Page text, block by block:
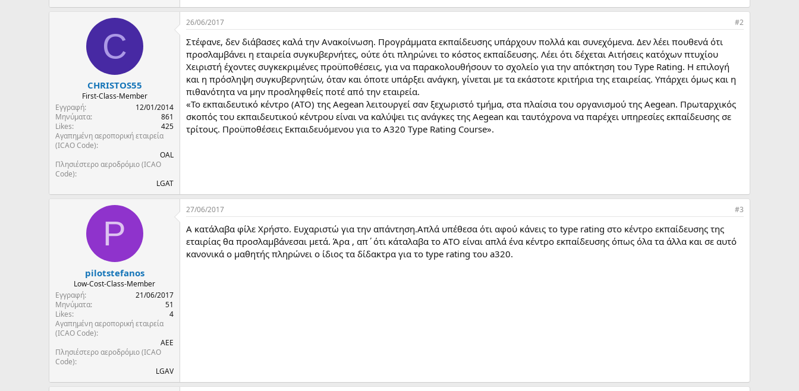
C
CHRISTOS55
First-Class-Member
Εγγραφή
12/01/2014
Μηνύματα
861
Likes
425
Αγαπημένη αεροπορική εταιρεία
(ICAO Code)
OAL
Πλησιέστερο αεροδρόμιο (ICAO
Code)
LGAT
26/06/2017 #2
Στέφανε, δεν διάβασες καλά την Ανακοίνωση. Προγράμματα εκπαίδευσης υπάρχουν πολλά και συνεχόμενα. Δεν λέει πουθενά ότι
προσλαμβάνει η εταιρεία συγκυβερνήτες, ούτε ότι πληρώνει το κόστος εκπαίδευσης. Λέει ότι δέχεται Αιτήσεις κατόχων πτυχίου
Χειριστή έχοντες συγκεκριμένες προϋποθέσεις, για να παρακολουθήσουν το σχολείο για την απόκτηση του Type Rating. Η επιλογή
και η πρόσληψη συγκυβερνητών, όταν και όποτε υπάρξει ανάγκη, γίνεται με τα εκάστοτε κριτήρια της εταιρείας. Υπάρχει όμως και η
πιθανότητα να μην προσληφθείς ποτέ από την εταιρεία.
«Το εκπαιδευτικό κέντρο (ATO) της Aegean λειτουργεί σαν ξεχωριστό τμήμα, στα πλαίσια του οργανισμού της Aegean. Πρωταρχικός
σκοπός του εκπαιδευτικού κέντρου είναι να καλύψει τις ανάγκες της Aegean και ταυτόχρονα να παρέχει υπηρεσίες εκπαίδευσης σε
τρίτους. Προϋποθέσεις Εκπαιδευόμενου για το A320 Type Rating Course».
P
pilotstefanos
Low-Cost-Class-Member
Εγγραφή
21/06/2017
Μηνύματα
51
Likes
4
Αγαπημένη αεροπορική εταιρεία
(ICAO Code)
ΑΕΕ
Πλησιέστερο αεροδρόμιο (ICAO
Code)
LGAV
27/06/2017 #3
Α κατάλαβα φίλε Χρήστο. Ευχαριστώ για την απάντηση.Απλά υπέθεσα ότι αφού κάνεις το type rating στο κέντρο εκπαίδευσης της
εταιρίας θα προσλαμβάνεσαι μετά. Άρα , απ΄ότι κάταλαβα το ATO είναι απλά ένα κέντρο εκπαίδευσης όπως όλα τα άλλα και σε αυτό
κανονικά ο μαθητής πληρώνει ο ίδιος τα δίδακτρα για το type rating του a320.